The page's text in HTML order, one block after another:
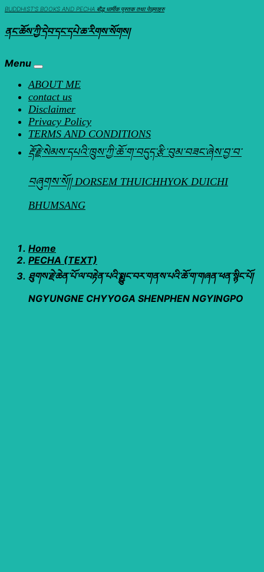
Skip
content
BUDDHIST'S BOOKS AND PECHA बौद्ध धार्मीक पुस्तक तथा पेछ्याहरु
ནང་ཆོས་ཀྱི་དེབ་དང་དཔེ་ཆ་རིགས་སོགས།
Menu
ABOUT ME
contact us
Disclaimer
Privacy Policy
TERMS AND CONDITIONS
རྡོ་རྗེ་སེམས་དཔའི་ཁྲུས་ཀྱི་ཆོ་ག་བདུད་རྩི་བུམ་བཟང་ཞེས་བྱ་བ་
བཞུགས་སོ།། DORSEM THUICHHYOK DUICHI
BHUMSANG
Home
PECHA (TEXT)
ཐུགས་རྗེ་ཆེན་པོ་ལ་བརྟེན་པའི་སྨྱུང་བར་གནས་པའི་ཆོ་ག་གཞན་ཕན་སྙིང་པོ།
NGYUNGNE CHYYOGA SHENPHEN NGYINGPO